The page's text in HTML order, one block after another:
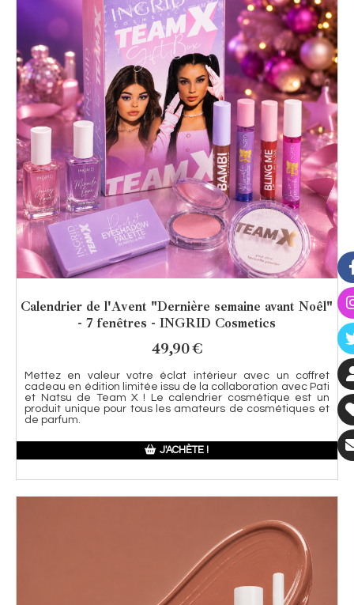
Calendrier de l'Avent "Dernière semaine avant Noêl"
- 7 fenêtres - INGRID Cosmetics
49,90€
Mettez en valeur votre éclat intérieur avec un coffret
cadeau en édition limitée issu de la collaboration avec Pati
et Natsu de Team X ! Le calendrier cosmétique est un
produit unique pour tous les amateurs de cosmétiques et
de parfum.
J'ACHÈTE !